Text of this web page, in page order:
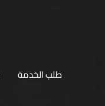
طلب الخدمة